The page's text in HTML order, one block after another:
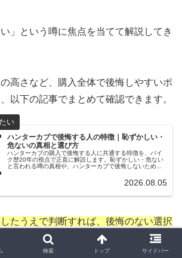
」という噂に焦点を当てて解説してき
高さなど、購入全体で後悔しやすいポ
以下の記事でまとめて確認できます。
ハンターカブで後悔する人の特徴｜恥ずかしい・
危ないの真相と選び方
ハンターカブの購入で後悔する人に共通する特徴を、バイ
ク歴20年の視点で正直に解説します。恥ずかしい・危ない
と言われる噂の真相や、ハンターカブで後悔しないための
2026.08.05
したうえで判断すれば、後悔のない選択
検索 トップ サイドバー